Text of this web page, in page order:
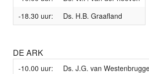
-18.30 uur:
Ds. H.B. Graafland
DE ARK
-10.00 uur: Ds. J.G. van